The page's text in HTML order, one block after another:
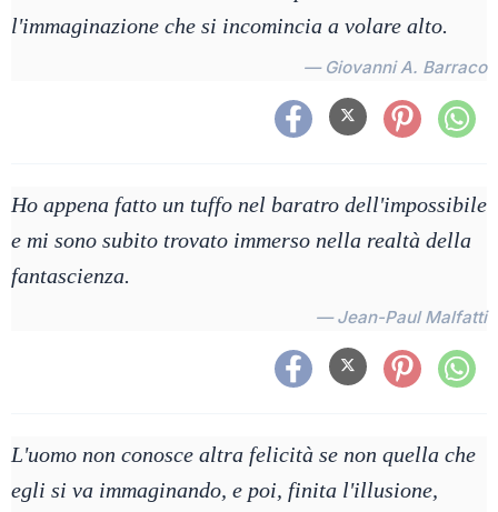
l'immaginazione che si incomincia a volare alto.
— Giovanni A. Barraco
Ho appena fatto un tuffo nel baratro dell'impossibile
e mi sono subito trovato immerso nella realtà della
fantascienza.
— Jean-Paul Malfatti
L'uomo non conosce altra felicità se non quella che
egli si va immaginando, e poi, finita l'illusione,